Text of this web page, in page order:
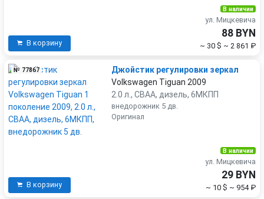
В корзину
В наличии
ул. Мицкевича
88 BYN
~ 30 $ ~ 2 861 ₽
№ 77867
Джойстик регулировки зеркал
Volkswagen Tiguan 2009
2.0 л., CBAA, дизель, 6МКПП
внедорожник 5 дв.
Оригинал
В корзину
В наличии
ул. Мицкевича
29 BYN
~ 10 $ ~ 954 ₽